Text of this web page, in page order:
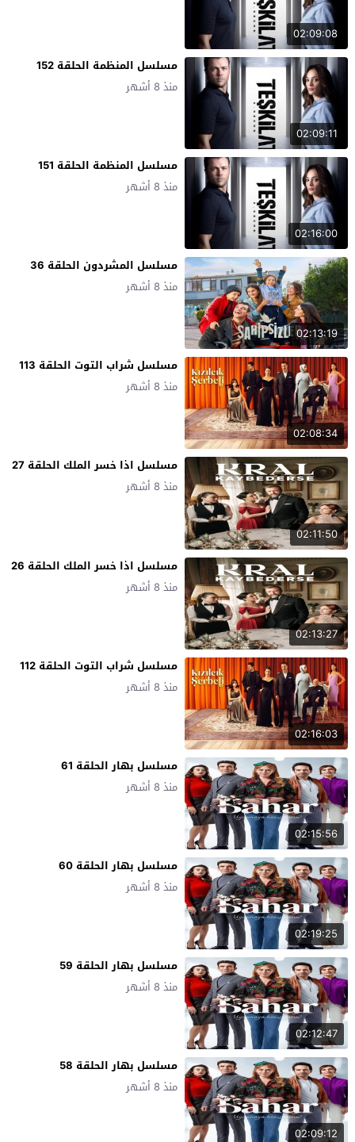
02:09:08
02:09:11
مسلسل المنظمة الحلقة 152
منذ 8 أشهر
02:16:00
مسلسل المنظمة الحلقة 151
منذ 8 أشهر
02:13:19
مسلسل المشردون الحلقة 36
منذ 8 أشهر
02:08:34
مسلسل شراب التوت الحلقة 113
منذ 8 أشهر
02:11:50
مسلسل اذا خسر الملك الحلقة 27
منذ 8 أشهر
02:13:27
مسلسل اذا خسر الملك الحلقة 26
منذ 8 أشهر
02:16:03
مسلسل شراب التوت الحلقة 112
منذ 8 أشهر
02:15:56
مسلسل بهار الحلقة 61
منذ 8 أشهر
02:19:25
مسلسل بهار الحلقة 60
منذ 8 أشهر
02:12:47
مسلسل بهار الحلقة 59
منذ 8 أشهر
02:09:12
مسلسل بهار الحلقة 58
منذ 8 أشهر